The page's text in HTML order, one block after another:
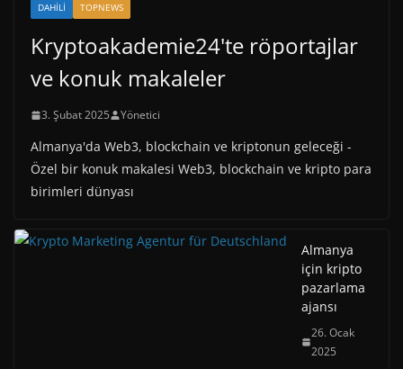
DAHILI TOPNEWS
Kryptoakademie24'te röportajlar
ve konuk makaleler
3. Şubat 2025 Yönetici
Almanya'da Web3, blockchain ve kriptonun geleceği -
Özel bir konuk makalesi Web3, blockchain ve kripto para
birimleri dünyası
Almanya
için kripto
pazarlama
ajansı
26. Ocak
2025